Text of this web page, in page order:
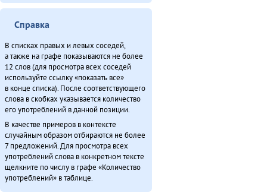
Справка
В списках правых и левых соседей,
а также на графе показываются не более
12 слов (для просмотра всех соседей
используйте ссылку «показать все»
в конце списка). После соответствующего
слова в скобках указывается количество
его употреблений в данной позиции.
В качестве примеров в контексте
случайным образом отбираются не более
7 предложений. Для просмотра всех
употреблений слова в конкретном тексте
щелкните по числу в графе «Количество
употреблений» в таблице.